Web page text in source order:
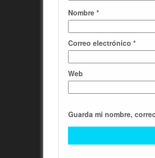
Nombre *
Correo electrónico *
Web
Guarda mi nombre,